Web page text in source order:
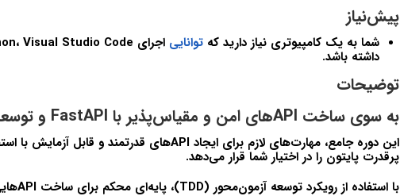
پیش‌نیاز
شما به یک کامپیوتری نیاز دارید که توانایی
داشته باشد.
توضیحات
به سوی ساخت APIهای امن و مقیاس‌پذیر با FastAPI و توسعه آزمون‌محور (TDD)
پرقدرت پایتون را در اختیار شما قرار می‌دهد.
با استفاده از رویکرد توسعه آزمون‌محور (TDD)، پایه‌ای محکم برای ساخت APIهایی با اطمینان بالا خواهید ساخت.